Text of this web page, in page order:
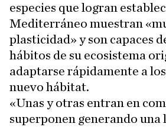
especies que logran
Mediterráneo muestran
plasticidad» y son capaces
hábitos de su ecosistema
adaptarse rápidamente a
nuevo hábitat.
«Unas y otras entran en
superponen generando una